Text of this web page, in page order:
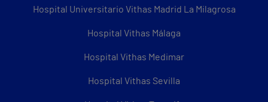
Hospital Universitario Vithas Madrid La Milagrosa
Hospital Vithas Málaga
Hospital Vithas Medimar
Hospital Vithas Sevilla